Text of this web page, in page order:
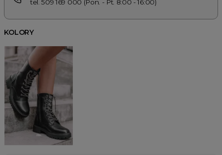
tel. 509 169 000 (Pon. - Pt. 8:00 - 16:00)
KOLORY